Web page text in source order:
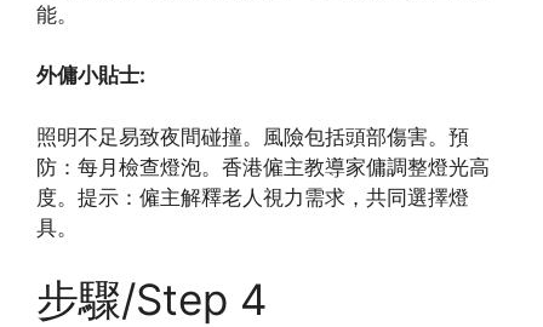
能。
外傭小貼士:
照明不足易致夜間碰撞。風險包括頭部傷害。預
防：每月檢查燈泡。香港僱主教導家傭調整燈光高
度。提示：僱主解釋老人視力需求，共同選擇燈
具。
步驟/Step 4